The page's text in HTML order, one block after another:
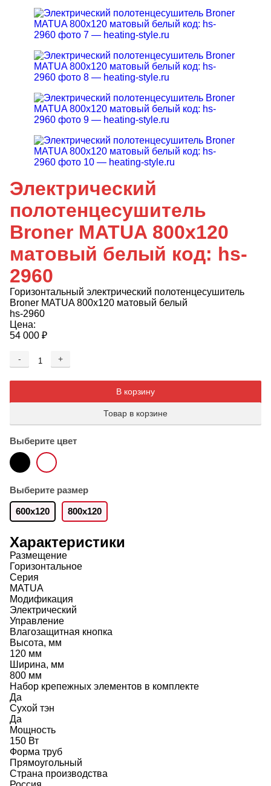
Электрический
полотенцесушитель
Broner MATUA 800x120
матовый белый код: hs-
2960
Горизонтальный электрический полотенцесушитель
Broner MATUA 800x120 матовый белый
hs-2960
Цена:
54 000 ₽
-
+
В корзину
Товар в корзине
Выберите цвет
Выберите размер
600x120 800x120
Характеристики
Размещение
Горизонтальное
Серия
MATUA
Модификация
Электрический
Управление
Влагозащитная кнопка
Высота, мм
120 мм
Ширина, мм
800 мм
Набор крепежных элементов в комплекте
Да
Сухой тэн
Да
Мощность
150 Вт
Форма труб
Прямоугольный
Страна производства